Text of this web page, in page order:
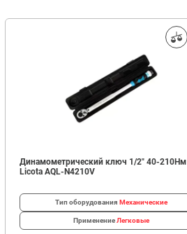
Динамометрический ключ 1/2" 40-210Нм
Licota AQL-N4210V
Тип оборудования Механические
ПрименениеЛегковые